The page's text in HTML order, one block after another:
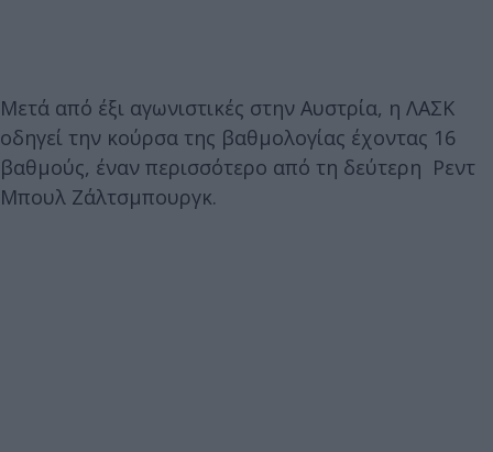
Μετά από έξι αγωνιστικές στην Αυστρία, η ΛΑΣΚ
οδηγεί την κούρσα της βαθμολογίας έχοντας 16
βαθμούς, έναν περισσότερο από τη δεύτερη Ρεντ
Μπουλ Ζάλτσμπουργκ.